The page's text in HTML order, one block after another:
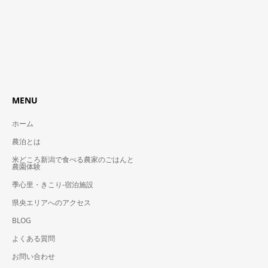
MENU
ホーム
農泊とは
米どころ新潟で食べる農家のごはんと
農園体験
季心里・きこり-宿泊施設
県央エリアへのアクセス
BLOG
よくある質問
お問い合わせ